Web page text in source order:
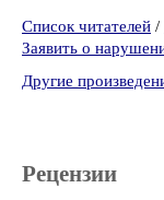
Список читателей /
Заявить о
Другие
Рецензии